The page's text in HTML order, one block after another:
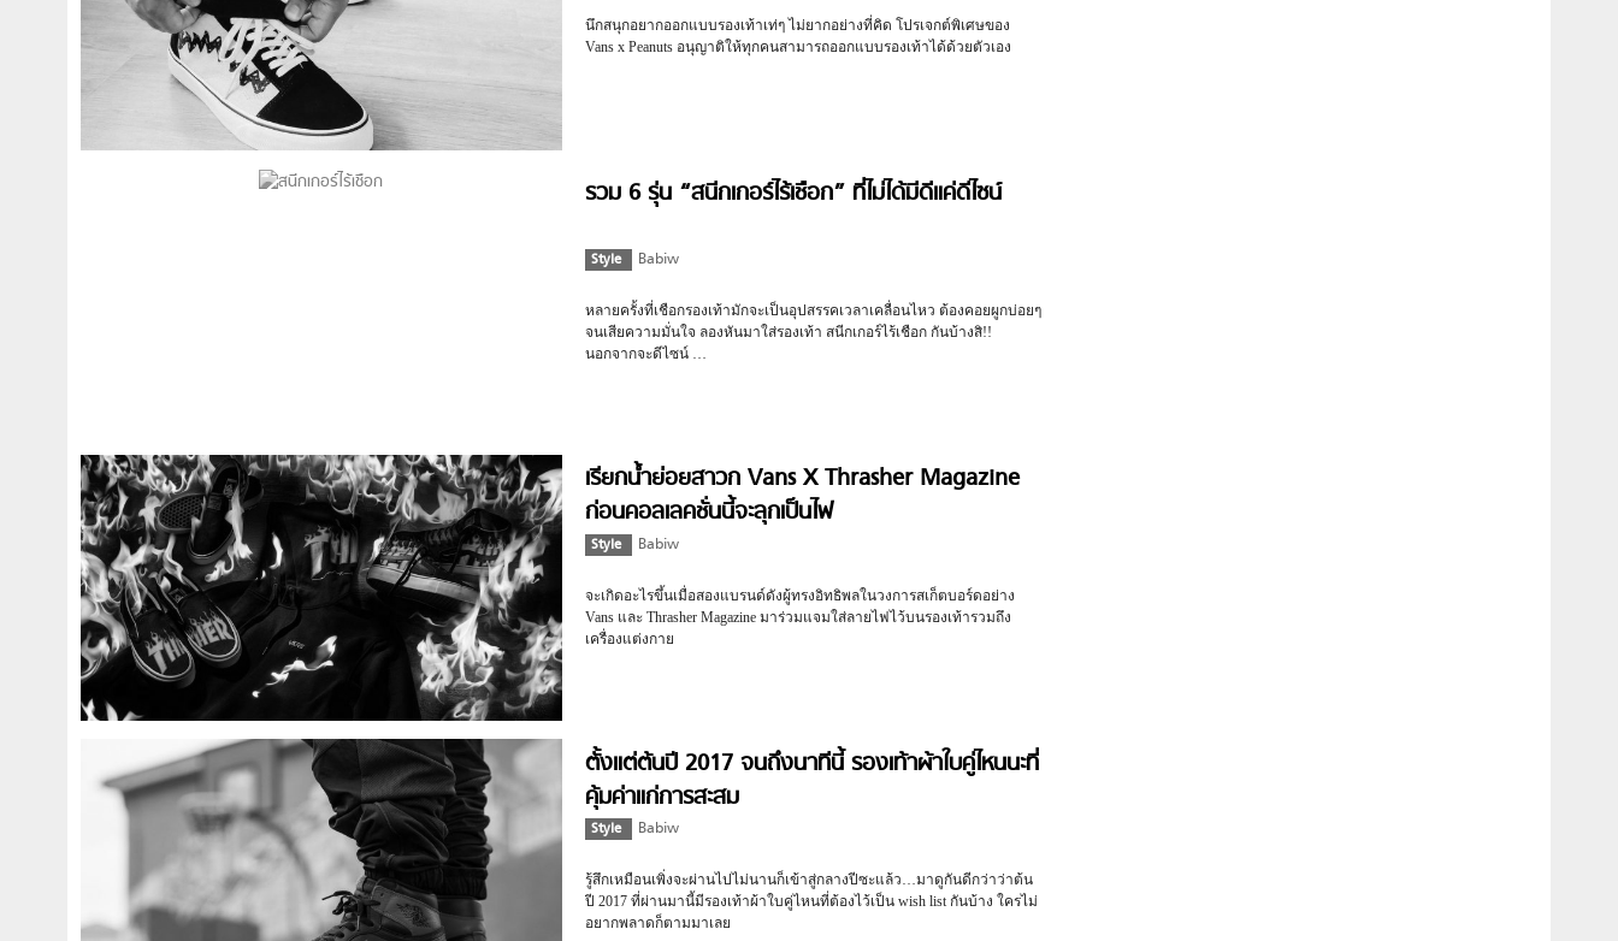
นึกสนุกอยากออกแบบรองเท้าเท่ๆ ไม่ยากอย่างที่คิด โปรเจกต์พิเศษของ
Vans x Peanuts อนุญาติให้ทุกคนสามารถออกแบบรองเท้าได้ด้วยตัวเอง
รวม 6 รุ่น “สนีกเกอร์ไร้เชือก” ที่ไม่ได้มีดีแค่ดีไซน์
Style Babiw
หลายครั้งที่เชือกรองเท้ามักจะเป็นอุปสรรคเวลาเคลื่อนไหว ต้องคอยผูกบ่อยๆ
จนเสียความมั่นใจ ลองหันมาใส่รองเท้า สนีกเกอร์ไร้เชือก กันบ้างสิ!!
นอกจากจะดีไซน์ …
เรียกน้ำย่อยสาวก Vans X Thrasher Magazine
ก่อนคอลเลคชั่นนี้จะลุกเป็นไฟ
Style Babiw
จะเกิดอะไรขึ้นเมื่อสองแบรนด์ดังผู้ทรงอิทธิพลในวงการสเก็ตบอร์ดอย่าง
Vans และ Thrasher Magazine มาร่วมแจมใส่ลายไฟไว้บนรองเท้ารวมถึง
เครื่องแต่งกาย
ตั้งแต่ต้นปี 2017 จนถึงนาทีนี้ รองเท้าผ้าใบคู่ไหนนะที่
คุ้มค่าแก่การสะสม
Style Babiw
รู้สึกเหมือนเพิ่งจะผ่านไปไม่นานก็เข้าสู่กลางปีซะแล้ว…มาดูกันดีกว่าว่าต้น
ปี 2017 ที่ผ่านมานี้มีรองเท้าผ้าใบคู่ไหนที่ต้องไว้เป็น wish list กันบ้าง ใครไม่
อยากพลาดก็ตามมาเลย